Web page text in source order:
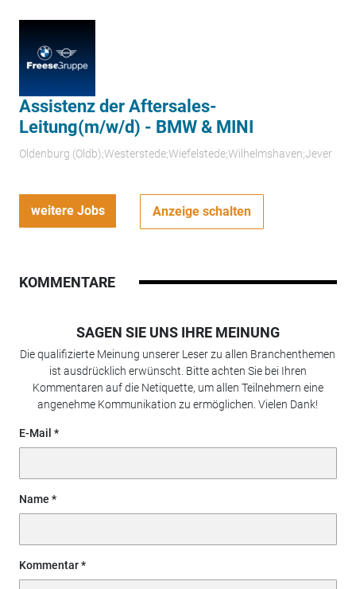
Assistenz der Aftersales-
Leitung(m/w/d) - BMW & MINI
Oldenburg (Oldb);Westerstede;Wiefelstede;Wilhelmshaven;Jever
weitere Jobs Anzeige schalten
KOMMENTARE
SAGEN SIE UNS IHRE MEINUNG
Die qualifizierte Meinung unserer Leser zu allen Branchenthemen
ist ausdrücklich erwünscht. Bitte achten Sie bei Ihren
Kommentaren auf die Netiquette, um allen Teilnehmern eine
angenehme Kommunikation zu ermöglichen. Vielen Dank!
E-Mail
Name
Kommentar